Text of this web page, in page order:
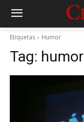
Etiquetas Humor
Tag: humor